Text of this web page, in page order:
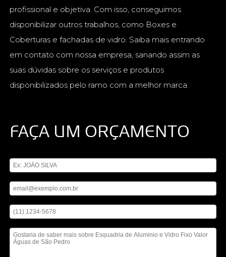
profissional e objetiva. Com isso, conseguimos
disponibilizar outros trabalhos, como Boxes e
Coberturas e fachadas de vidro. Saiba mais entrando
em contato com nossa empresa, sanando assim as
suas dúvidas sobre os serviços e produtos
disponibilizados pelo ramo com a melhor marca.
FAÇA UM ORÇAMENTO